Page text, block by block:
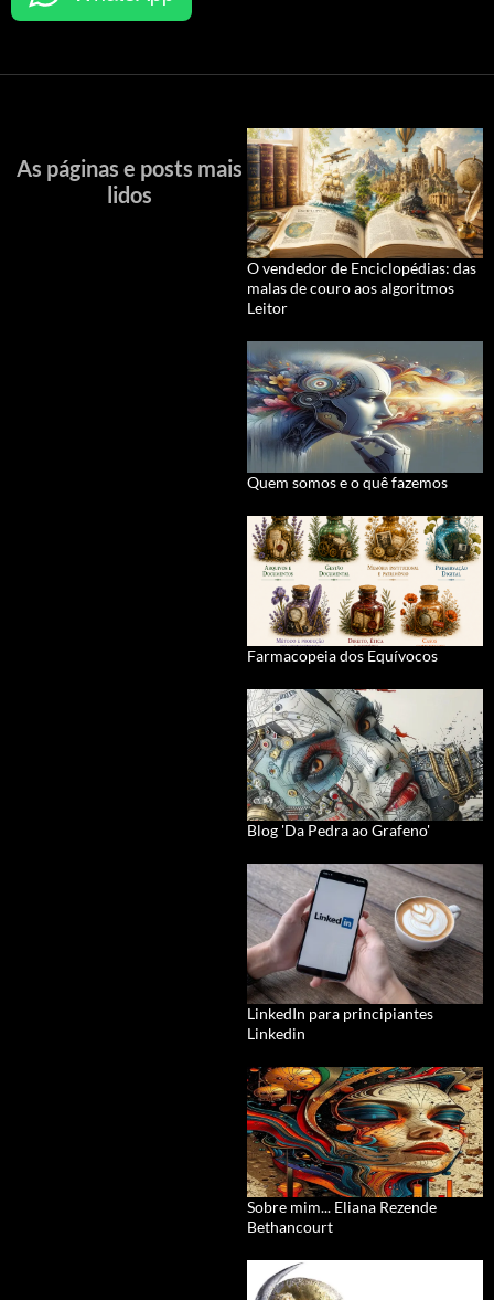
As páginas e posts mais
lidos
O vendedor de Enciclopédias: das
malas de couro aos algoritmos
Leitor
Quem somos e o quê fazemos
Farmacopeia dos Equívocos
Blog 'Da Pedra ao Grafeno'
LinkedIn para principiantes
Linkedin
Sobre mim... Eliana Rezende
Bethancourt